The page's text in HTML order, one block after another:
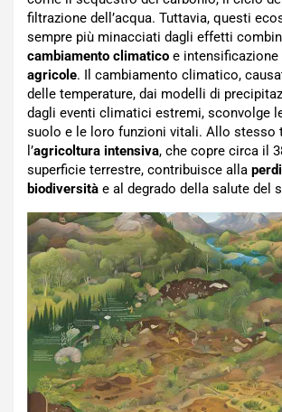
filtrazione dell’acqua. Tuttavia, questi
sempre più minacciati dagli effetti
cambiamento climatico e intensificazione
agricole. Il cambiamento climatico,
delle temperature, dai modelli di
dagli eventi climatici estremi, sconvolge
suolo e le loro funzioni vitali. Allo stesso
l’agricoltura intensiva, che copre circa il
superficie terrestre, contribuisce alla
biodiversità e al degrado della salute del